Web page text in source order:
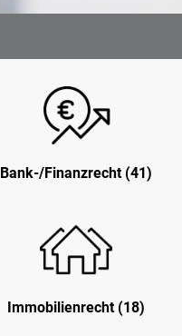
Bank-/Finanzrecht (41)
Immobilienrecht (18)